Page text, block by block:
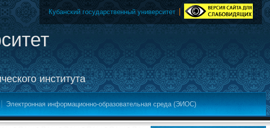
института
Кубанский государственный университет
Электронная информационно-образовательная среда (ЭИОС)